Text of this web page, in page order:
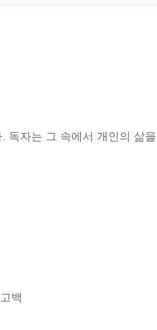
독자는 그 속에서 개인의 삶
백